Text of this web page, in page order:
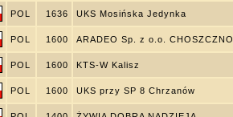
POL 1636 UKS Mosińska Jedynka
POL 1600 ARADEO Sp. z o.o. CHOSZCZNO
POL 1600 KTS-W Kalisz
POL 1600 UKS przy SP 8 Chrzanów